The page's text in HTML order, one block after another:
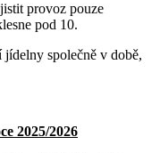
provoz pouze
pod 10.
společně v době,
2025/2026